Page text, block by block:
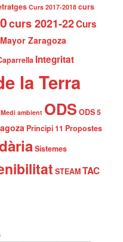
Curs 2017-2018 curs
curs 2021-22Curs
Zaragoza
Integritat
la Terra
Medi ambient ODS ODS 5
Principi 11 Propostes
Sistemes
STEAMTAC